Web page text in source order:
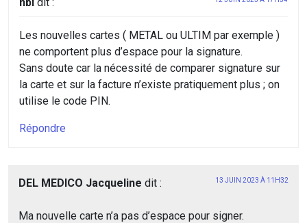
Les nouvelles cartes ( METAL ou ULTIM par exemple )
ne comportent plus d’espace pour la signature.
Sans doute car la nécessité de comparer signature sur
la carte et sur la facture n’existe pratiquement plus ; on
utilise le code PIN.
Répondre
DEL MEDICO Jacqueline dit : 13 JUIN 2023 À 11H32
Ma nouvelle carte n’a pas d’espace pour signer.